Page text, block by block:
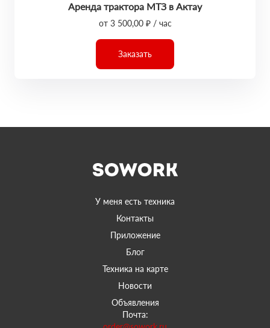
Аренда трактора МТЗ в Актау
от 3 500,00 ₽ / час
Заказать
У меня есть техника
Контакты
Приложение
Блог
Техника на карте
Новости
Объявления
Почта: